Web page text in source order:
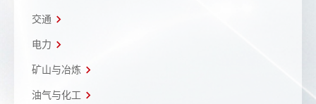
交通
电力
矿山与冶炼
油气与化工